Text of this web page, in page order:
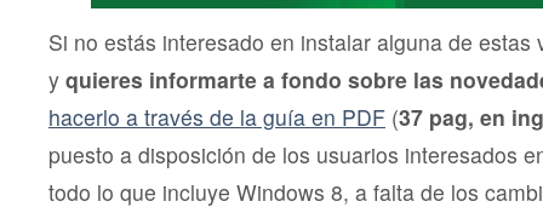
Si no estás interesado en instalar alguna de estas
y quieres informarte a fondo sobre las
hacerlo a través de la guía en PDF (37 pag, en
puesto a disposición de los usuarios interesados
todo lo que incluye Windows 8, a falta de los